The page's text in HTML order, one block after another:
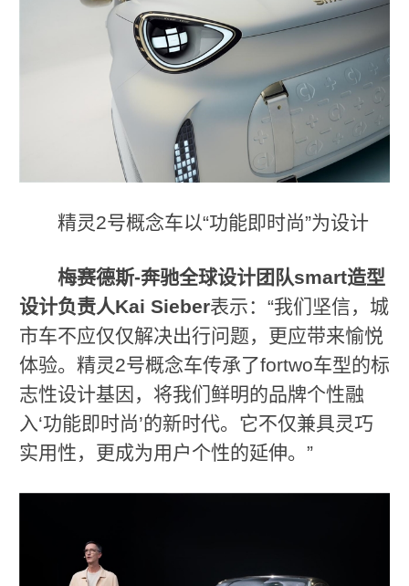
精灵2号概念车以“功能即时尚”为设计
梅赛德斯-奔驰全球设计团队smart造型
设计负责人Kai Sieber表示：“我们坚信，城
市车不应仅仅解决出行问题，更应带来愉悦
体验。精灵2号概念车传承了fortwo车型的标
志性设计基因，将我们鲜明的品牌个性融
入‘功能即时尚’的新时代。它不仅兼具灵巧
实用性，更成为用户个性的延伸。”